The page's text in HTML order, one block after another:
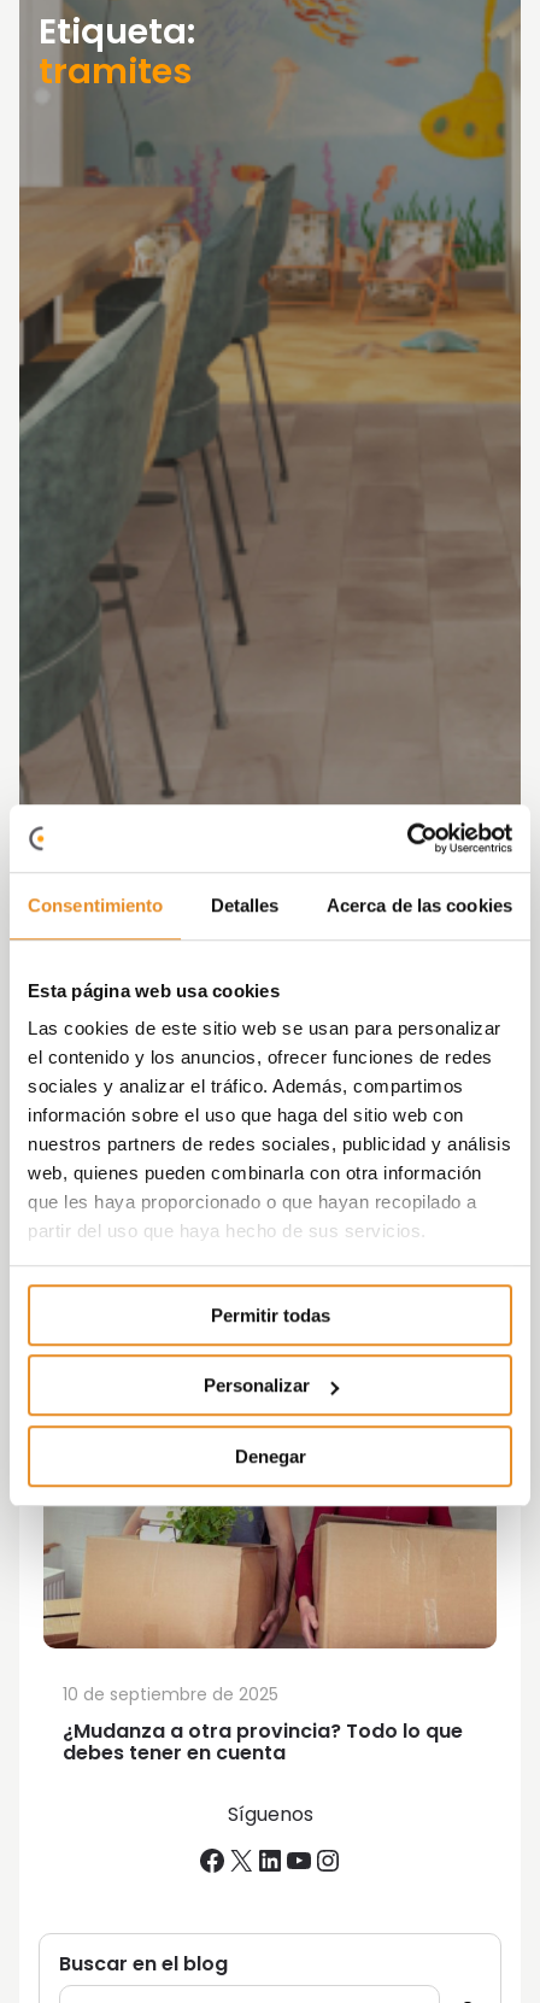
Consentimiento Detalles Acerca de las cookies
Esta página web usa cookies
Las cookies de este sitio web se usan para personalizar
el contenido y los anuncios, ofrecer funciones de redes
sociales y analizar el tráfico. Además, compartimos
información sobre el uso que haga del sitio web con
nuestros partners de redes sociales, publicidad y análisis
web, quienes pueden combinarla con otra información
que les haya proporcionado o que hayan recopilado a
partir del uso que haya hecho de sus servicios.
Permitir todas
Personalizar
Denegar
Etiqueta:
tramites
¿Mudanza a otra provincia? Todo lo que
debes tener en cuenta
10 de septiembre de 2025
Síguenos
Facebook
X LinkedIn
YouTube
Instagram
Buscar en el blog